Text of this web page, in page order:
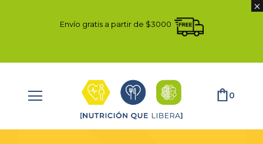
Envío gratis a partir de $3000
0